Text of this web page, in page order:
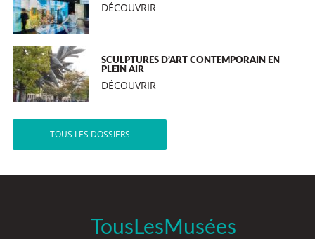
DÉCOUVRIR
SCULPTURES D’ART CONTEMPORAIN EN
PLEIN AIR
DÉCOUVRIR
TOUS LES DOSSIERS
TousLesMusées